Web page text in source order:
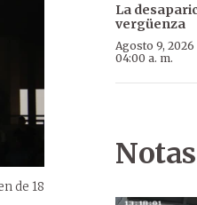
de 18
La
vergüenza
Agosto 9, 2026
04:00 a. m.